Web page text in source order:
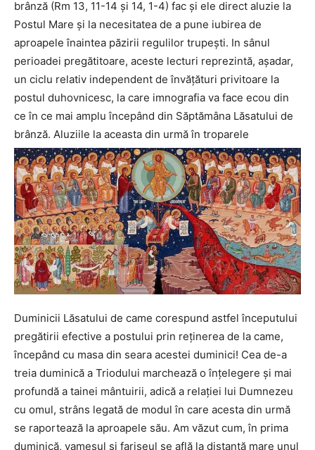
brânză (Rm 13, 11-14 şi 14, 1-4) fac şi ele direct aluzie la
Postul Mare şi la necesitatea de a pune iubirea de
aproapele înaintea păzirii regulilor trupeşti. In sânul
perioadei pregătitoare, aceste lecturi reprezintă, aşadar,
un ciclu relativ independent de învăţături privitoare la
postul duhovnicesc, la care imnografia va face ecou din
ce în ce mai amplu începând din Săptămâna Lăsatului de
brânză. Aluziile la aceasta din urmă în troparele
Duminicii Lăsatului de came corespund astfel începutului
pregătirii efective a postului prin reţinerea de la came,
începând cu masa din seara acestei duminici! Cea de-a
treia duminică a Triodului marchează o înţelegere şi mai
profundă a tainei mântuirii, adică a relaţiei lui Dumnezeu
cu omul, strâns legată de modul în care acesta din urmă
se raportează la aproapele său. Am văzut cum, în prima
duminică, vameşul şi fariseul se află la distanţă mare unul